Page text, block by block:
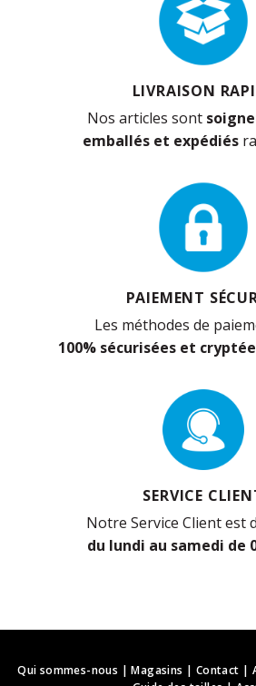
LIVRAISON
Nos articles sont
emballés et expédiés
PAIEMENT
Les méthodes de
100% sécurisées et
SERVICE
Notre Service Client est
du lundi au samedi de
Qui sommes-nous |Magasins | Contact |